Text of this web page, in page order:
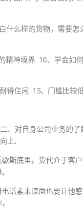
什么样的货物，需要
精神境界 10、学会如
得住闲 15、门槛比较
、对自身公司业务的
上;
斯底里。货代介于客
话素未谋面也要让他